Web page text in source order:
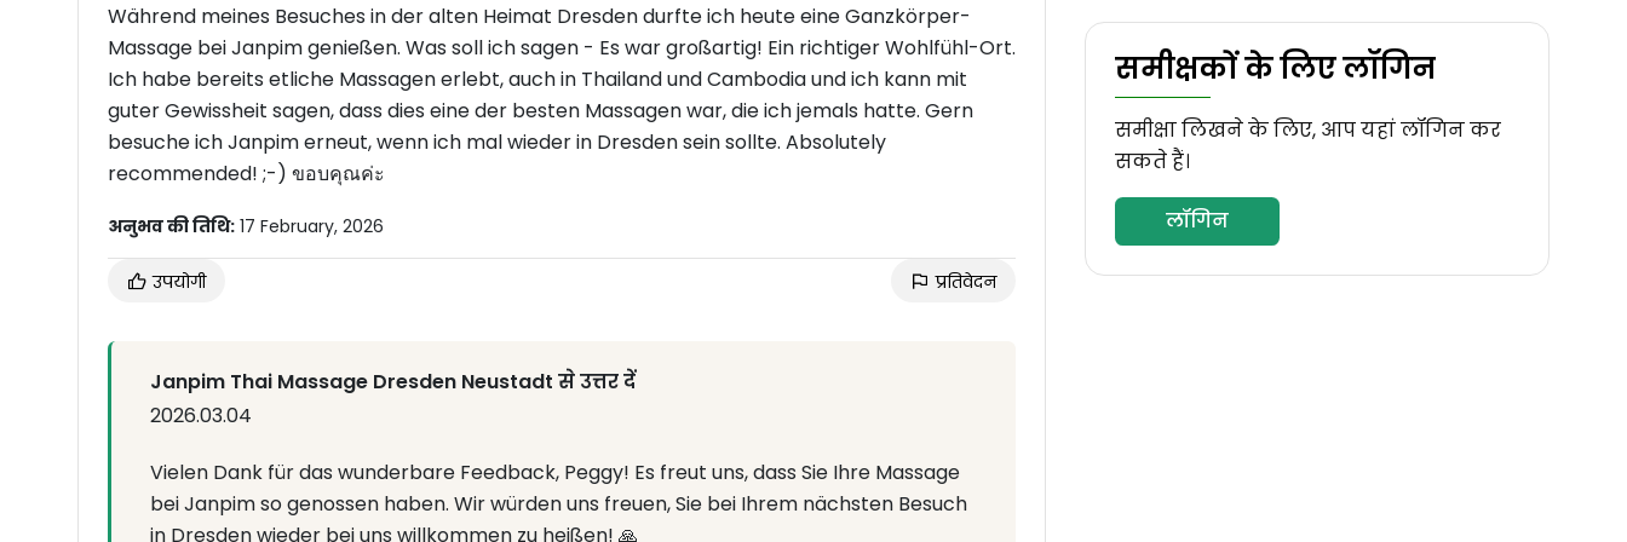
Während meines Besuches in der alten Heimat Dresden durfte ich heute eine Ganzkörper-
Massage bei Janpim genießen. Was soll ich sagen - Es war großartig! Ein richtiger Wohlfühl-Ort.
Ich habe bereits etliche Massagen erlebt, auch in Thailand und Cambodia und ich kann mit
guter Gewissheit sagen, dass dies eine der besten Massagen war, die ich jemals hatte. Gern
besuche ich Janpim erneut, wenn ich mal wieder in Dresden sein sollte. Absolutely
recommended! ;-) ขอบคุณค่ะ
अनुभव की तिथि: 17 February, 2026
उपयोगी प्रतिवेदन
Janpim Thai Massage Dresden Neustadt से उत्तर दें
2026.03.04
Vielen Dank für das wunderbare Feedback, Peggy! Es freut uns, dass Sie Ihre Massage
bei Janpim so genossen haben. Wir würden uns freuen, Sie bei Ihrem nächsten Besuch
in Dresden wieder bei uns willkommen zu heißen! 🙏
समीक्षकों के लिए लॉगिन
समीक्षा लिखने के लिए, आप यहां लॉगिन कर
सकते हैं।
लॉगिन